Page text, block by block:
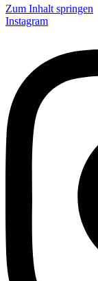
Zum Inhalt springen
Instagram